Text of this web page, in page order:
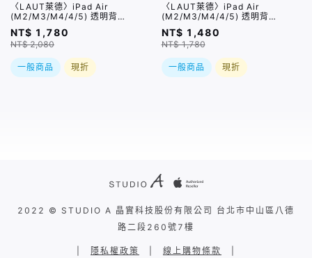
〈LAUT萊德〉iPad Air
(M2/M3/M4/4/5) 透明背
板360可拆式多功能保護殼
黑色 / 兩種規格
NT$ 1,780
NT$ 2,080
一般商品 現折
〈LAUT萊德〉iPad Air
(M2/M3/M4/4/5) 透明背
板可拆式多功能保護殼 黑色
/ 兩種規格
NT$ 1,480
NT$ 1,780
一般商品 現折
2022 © STUDIO A 晶實科技股份有限公司 台北市中山區八德
路二段260號7樓
隱私權政策 線上購物條款